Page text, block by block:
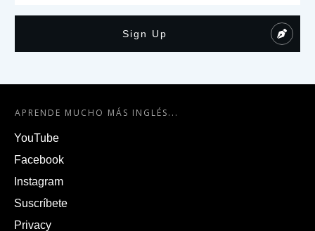
Sign Up
APRENDE MUCHO MÁS INGLÉS...
YouTube
Facebook
Instagram
Suscríbete
Privacy